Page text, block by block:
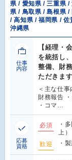
県 / 愛知県 / 三重県
県 / 鳥取県 / 島根県
/ 高知県 / 福岡県 /
沖縄県
仕事
内容
【経理・
を統括し
整備、財
ただきます
＜主な仕
財務報告
・コマ…
応募
資格
必須
・
上
歓迎
・